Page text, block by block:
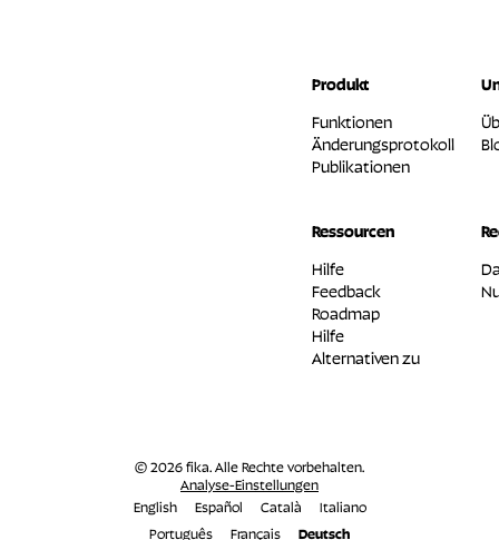
Produkt
Funktionen
Änderungsprotokoll
Publikationen
Ressourcen
Hilfe
Feedback
Roadmap
Hilfe
Alternativen zu
© 2026 fika. Alle Rechte vorbehalten.
Analyse-Einstellungen
English
Español Català
Italiano
Português
Français Deutsch